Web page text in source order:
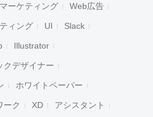
ーケティング Web広告
ィング UI Slack
Illustrator
クデザイナー
ホワイトペーパー
ーク XD アシスタント